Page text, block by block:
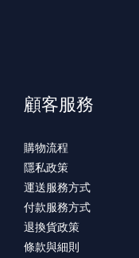
顧客服務
購物流程
隱私政策
運送服務方式
付款服務方式
退換貨政策
條款與細則